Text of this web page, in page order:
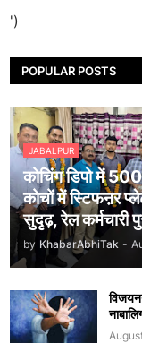
')
POPULAR POSTS
JABALPUR
कोचिंग डिपो में
कोचों में स्टिफऩर
सुदृढ़, रेल कर्मचारी
by KhabarAbhiTak -